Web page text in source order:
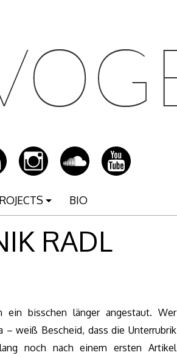
BIO
RADL
bisschen länger angestaut. Wer
weiß Bescheid, dass die Unterrubrik
noch nach einem ersten Artikel